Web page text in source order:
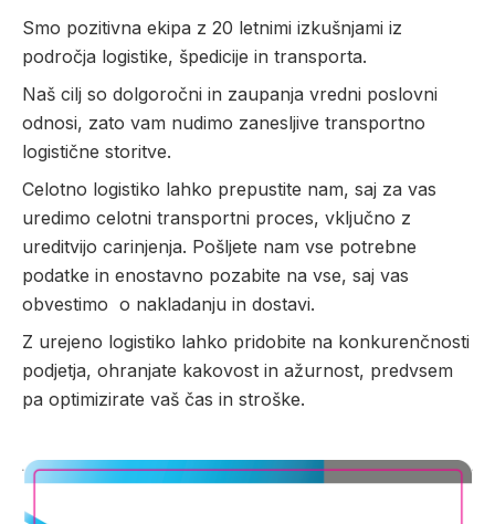
Smo pozitivna ekipa z 20 letnimi izkušnjami iz
področja logistike, špedicije in transporta.
Naš cilj so dolgoročni in zaupanja vredni poslovni
odnosi, zato vam nudimo zanesljive transportno
logistične storitve.
Celotno logistiko lahko prepustite nam, saj za vas
uredimo celotni transportni proces, vključno z
ureditvijo carinjenja. Pošljete nam vse potrebne
podatke in enostavno pozabite na vse, saj vas
obvestimo o nakladanju in dostavi.
Z urejeno logistiko lahko pridobite na konkurenčnosti
podjetja, ohranjate kakovost in ažurnost, predvsem
pa optimizirate vaš čas in stroške.